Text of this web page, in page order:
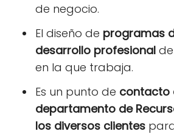
de negocio.
El diseño de programas
desarrollo profesional
en la que trabaja.
Es un punto de contacto
departamento de
los diversos clientes